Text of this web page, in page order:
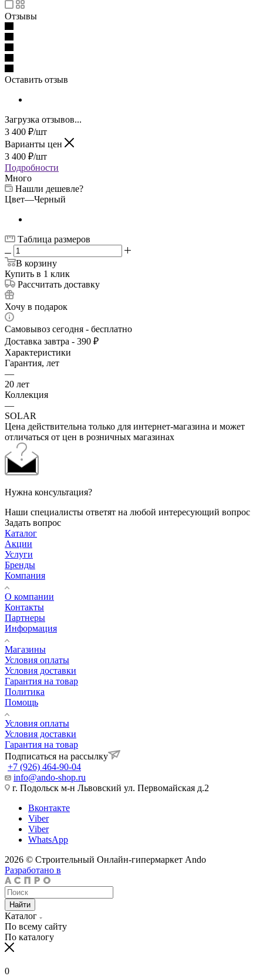
Отзывы
Оставить отзыв
Загрузка отзывов...
3 400 ₽/шт
Варианты цен
3 400 ₽/шт
Подробности
Много
Нашли дешевле?
Цвет—Черный
Таблица размеров
В корзину
Купить в 1 клик
Рассчитать доставку
Хочу в подарок
Самовывоз сегодня - бесплатно
Доставка завтра - 390 ₽
Характеристики
Гарантия, лет
—
20 лет
Коллекция
—
SOLAR
Цена действительна только для интернет-магазина и может
отличаться от цен в розничных магазинах
Нужна консультация?
Наши специалисты ответят на любой интересующий вопрос
Задать вопрос
Каталог
Акции
Услуги
Бренды
Компания
О компании
Контакты
Партнеры
Информация
Магазины
Условия оплаты
Условия доставки
Гарантия на товар
Политика
Помощь
Условия оплаты
Условия доставки
Гарантия на товар
Подписаться на рассылку
+7 (926) 464-90-04
info@ando-shop.ru
г. Подольск м-н Львовский ул. Первомайская д.2
Вконтакте
Viber
Viber
WhatsApp
2026 © Строительный Онлайн-гипермаркет Ando
Разработано в
Найти
Каталог
По всему сайту
По каталогу
0